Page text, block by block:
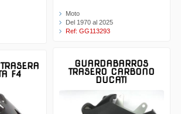
F4
Moto
Del 1970 al 2025
Ref: GG113293
GUARDABARROS
TRASERO CARBONO
DUCATI